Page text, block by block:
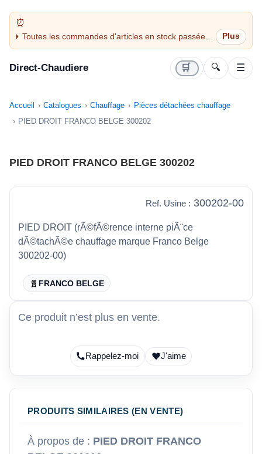
Toutes les commandes d'articles en stock passées
avant 14H sont expédiées le jour même (jours
Direct-Chaudiere 🛒 🔍 ☰
Accueil Catalogues Chauffage
Pièces détachées chauffage
PIED DROIT FRANCO BELGE 300202
PIED DROIT FRANCO BELGE 300202
Ref. Usine : 300202-00
PIED DROIT (rÃ©fÃ©rence interne piÃ¨ce
dÃ©tachÃ©e chauffage marque Franco Belge
300202-00)
FRANCO BELGE
Ce produit n’est plus en vente.
Rappelez-moi J'aime
PRODUITS SIMILAIRES (EN VENTE)
À propos de : PIED DROIT FRANCO